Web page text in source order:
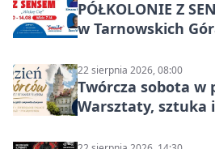
PÓŁKOLONIE Z
w Tarnowskich
22 sierpnia 2026, 08:00
Twórcza sobota w
Warsztaty, sztuka